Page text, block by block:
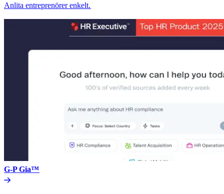
Anlita entreprenörer enkelt.​​
G-P Gia™​​